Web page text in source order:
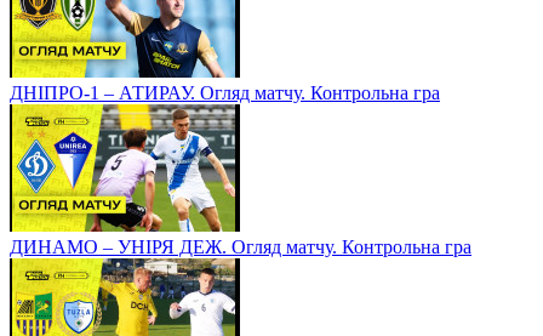
ДНІПРО-1 – АТИРАУ. Огляд матчу. Контрольна гра
ДИНАМО – УНІРЯ ДЕЖ. Огляд матчу. Контрольна гра